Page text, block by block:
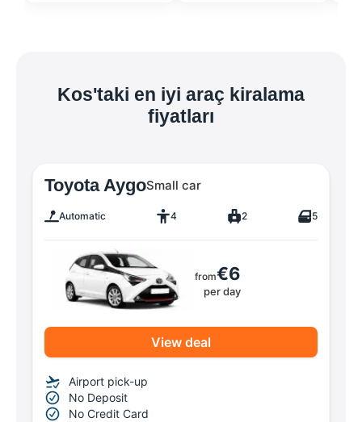
Kos'taki en iyi araç kiralama
fiyatları
Toyota AygoSmall car
Automatic 4 2 5
from€6
per day
View deal
Airport pick-up
No Deposit
No Credit Card